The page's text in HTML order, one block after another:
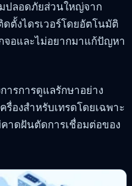
ปลอดภัยส่วนใหญ่จาก
ตั้งไดรเวอร์โดยอัตโนมัติ
อและไม่อยากมาแก้ปัญหา
ารการดูแลรักษาอย่าง
องสำหรับเทรดโดยเฉพาะ
าดฝันตัดการเชื่อมต่อของ